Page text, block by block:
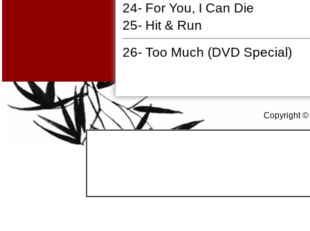
24- For You, I Can Die
25- Hit & Run
26- Too Much (DVD Special)
Copyright ©